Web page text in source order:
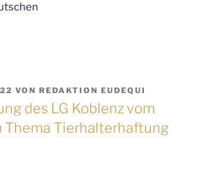
VON REDAKTION EUDEQUI
des LG Koblenz vom
Thema Tierhalterhaftung